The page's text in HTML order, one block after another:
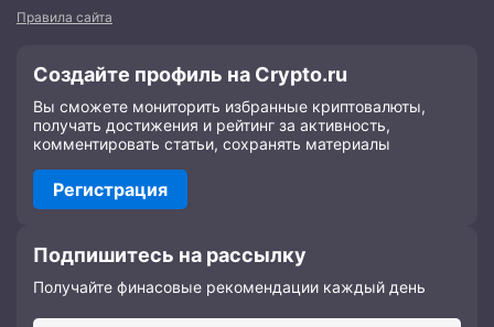
Правила сайта
Создайте профиль на Crypto.ru
Вы сможете мониторить избранные криптовалюты,
получать достижения и рейтинг за активность,
комментировать статьи, сохранять материалы
Регистрация
Подпишитесь на рассылку
Получайте финасовые рекомендации каждый день